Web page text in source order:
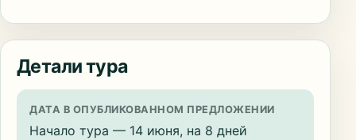
Детали тура
ДАТА В ОПУБЛИКОВАННОМ ПРЕДЛОЖЕНИИ
Начало тура — 14 июня, на 8 дней